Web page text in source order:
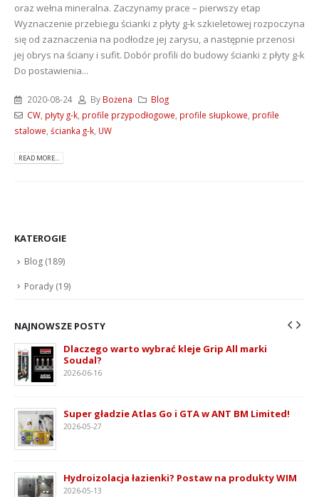
oraz wełna mineralna. Zaczynamy prace – pierwszy etap
Wyznaczenie przebiegu ścianki z płyty g-k szkieletowej rozpoczyna
się od zaznaczenia na podłodze jej zarysu, a następnie przenosi
jej obrys na ściany i sufit. Dobór profili do budowy ścianki z płyty g-k
Do postawienia...
2020-08-24 By Bożena
Blog
CW, płyty g-k, profile przypodłogowe, profile słupkowe, profile
stalowe, ścianka g-k, UW
READ MORE...
KATEROGIE
Blog (189)
Porady (19)
NAJNOWSZE POSTY
Dlaczego warto wybrać kleje Grip All marki
Soudal?
2026-06-16
Super gładzie Atlas Go i GTA w ANT BM Limited!
2026-05-27
Hydroizolacja łazienki? Postaw na produkty WIM
2026-05-13